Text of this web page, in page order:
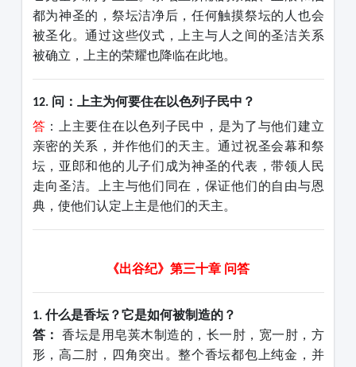
都为神圣的，祭坛洁净后，任何触摸祭坛的人也会
被圣化。通过这些仪式，
上主与人之间的圣洁关系
被确立，
上主的荣耀也降临在此地。
12. 问：上主为何要住在以色列子民中？
答 ：上主要住在以色列子民中，是为了与他们建立
亲密的关系，并作他们的天主。通过祝圣会幕和祭
坛，亚郎和他的儿子们成为神圣的代表，带领人民
走向圣洁。上主与他们同在，保证他们的自由与恩
典，使他们认定上主是他们的天主。
《出谷纪》第三十章 问答
1. 什么是香坛？它是如何被制造的？
答：
香坛是用皂荚木制造的，长一肘，宽一肘，方
形，高二肘，四角突出。整个香坛都包上纯金，并